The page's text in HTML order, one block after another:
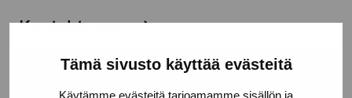
Tämä sivusto käyttää evästeitä
Käytämme evästeitä tarjoamamme sisällön ja
Kontakta oss